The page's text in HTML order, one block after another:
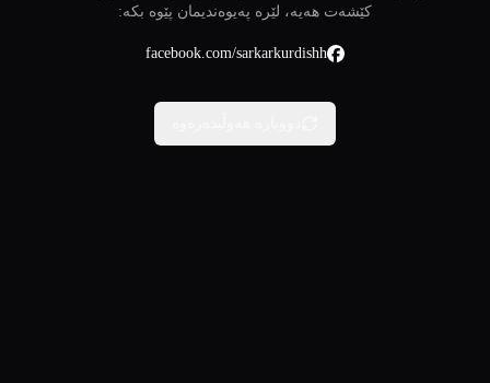
کێشەت هەیە، لێرە پەیوەندیمان پێوە بکە:
facebook.com/sarkarkurdishh